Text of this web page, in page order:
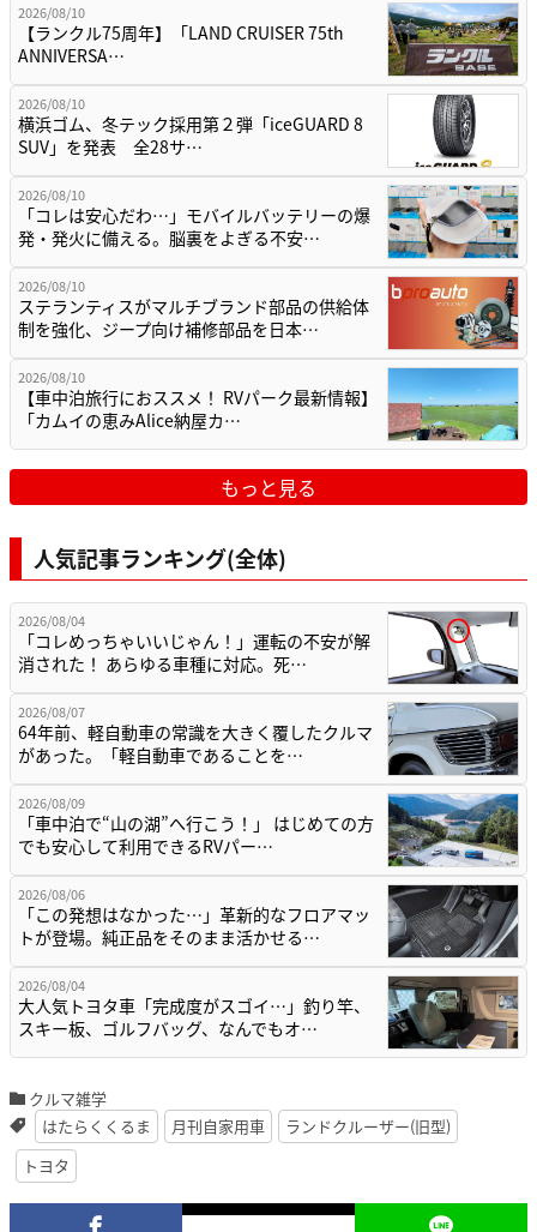
2026/08/10
【ランクル75周年】「LAND CRUISER 75th
ANNIVERSA…
2026/08/10
横浜ゴム、冬テック採用第２弾「iceGUARD 8
SUV」を発表 全28サ…
2026/08/10
「コレは安心だわ…」モバイルバッテリーの爆
発・発火に備える。脳裏をよぎる不安…
2026/08/10
ステランティスがマルチブランド部品の供給体
制を強化、ジープ向け補修部品を日本…
2026/08/10
【車中泊旅行におススメ！ RVパーク最新情報】
「カムイの恵みAlice納屋カ…
もっと見る
人気記事ランキング(全体)
2026/08/04
「コレめっちゃいいじゃん！」運転の不安が解
消された！ あらゆる車種に対応。死…
2026/08/07
64年前、軽自動車の常識を大きく覆したクルマ
があった。「軽自動車であることを…
2026/08/09
「車中泊で“山の湖”へ行こう！」 はじめての方
でも安心して利用できるRVパー…
2026/08/06
「この発想はなかった…」革新的なフロアマッ
トが登場。純正品をそのまま活かせる…
2026/08/04
大人気トヨタ車「完成度がスゴイ…」釣り竿、
スキー板、ゴルフバッグ、なんでもオ…
クルマ雑学
はたらくくるま
月刊自家用車
ランドクルーザー(旧型)
トヨタ